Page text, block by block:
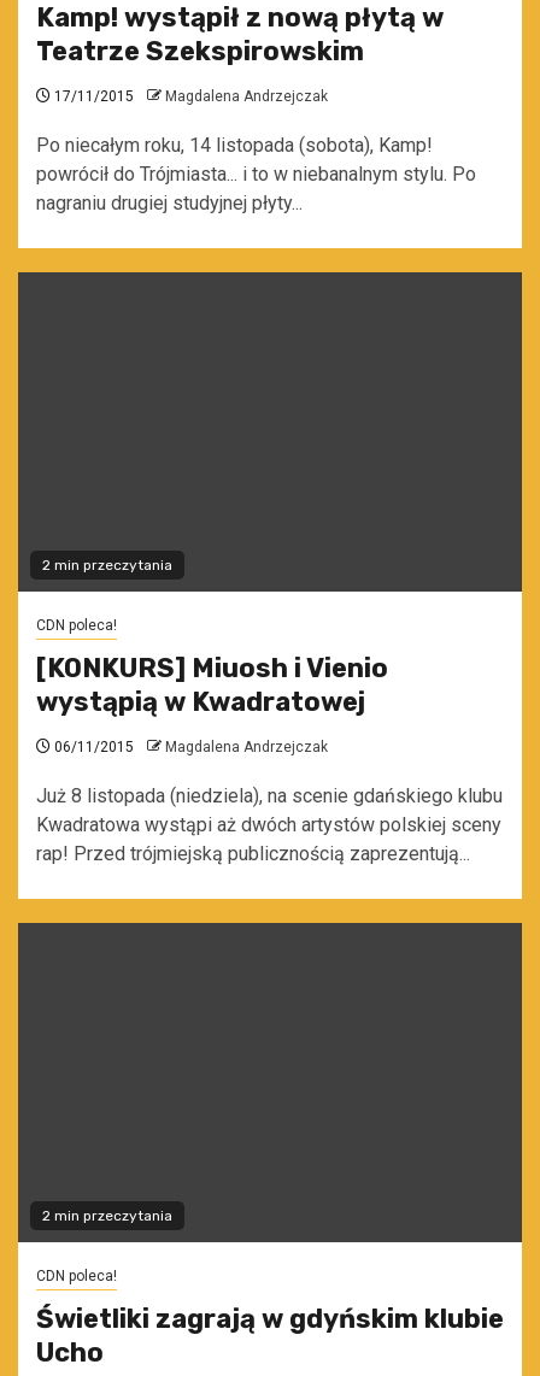
Kamp! wystąpił z nową płytą w
Teatrze Szekspirowskim
17/11/2015 Magdalena Andrzejczak
Po niecałym roku, 14 listopada (sobota), Kamp!
powrócił do Trójmiasta... i to w niebanalnym stylu. Po
nagraniu drugiej studyjnej płyty...
2 min przeczytania
CDN poleca!
[KONKURS] Miuosh i Vienio
wystąpią w Kwadratowej
06/11/2015 Magdalena Andrzejczak
Już 8 listopada (niedziela), na scenie gdańskiego klubu
Kwadratowa wystąpi aż dwóch artystów polskiej sceny
rap! Przed trójmiejską publicznością zaprezentują...
2 min przeczytania
CDN poleca!
Świetliki zagrają w gdyńskim klubie
Ucho